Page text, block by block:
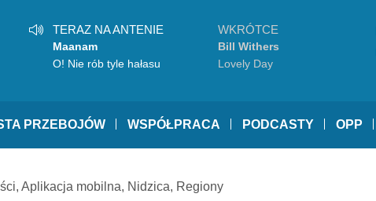
TERAZ NA ANTENIE
Maanam
O! Nie rób tyle hałasu
WKRÓTCE
Bill Withers
Lovely Day
PRZEBOJÓW WSPÓŁPRACA PODCASTY OPP
, Aplikacja mobilna, Nidzica, Regiony